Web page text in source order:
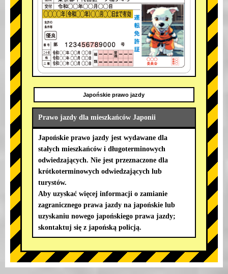
Japońskie prawo jazdy
Prawo jazdy dla mieszkańców Japonii
Japońskie prawo jazdy jest wydawane dla
stałych mieszkańców i długoterminowych
odwiedzających. Nie jest przeznaczone dla
krótkoterminowych odwiedzających lub
turystów.
Aby uzyskać więcej informacji o zamianie
zagranicznego prawa jazdy na japońskie lub
uzyskaniu nowego japońskiego prawa jazdy;
skontaktuj się z japońską policją.